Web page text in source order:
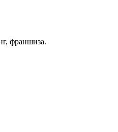
франшиза.